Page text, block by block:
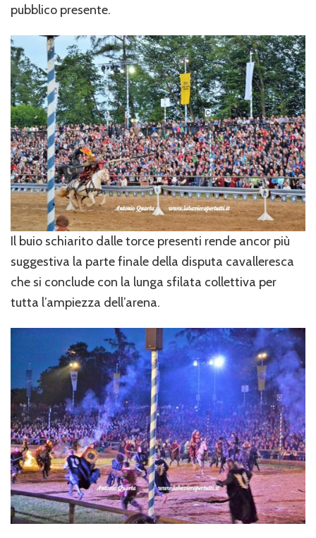
pubblico presente.
Il buio schiarito dalle torce presenti rende ancor più
suggestiva la parte finale della disputa cavalleresca
che si conclude con la lunga sfilata collettiva per
tutta l’ampiezza dell’arena.